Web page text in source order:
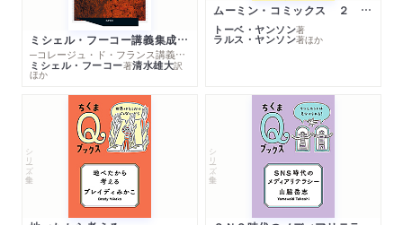
ミシェル・フーコー講義集成１０ 主体性と真理
─コレージュ・ド・フランス講義１９８０－１９８１年度
ミシェル・フーコー著清水雄大訳
ほか
ムーミン・コミックス ２ あこがれの遠い土地
トーベ・ヤンソン著
ラルス・ヤンソン著ほか
シリーズ・全集 シリーズ・全集